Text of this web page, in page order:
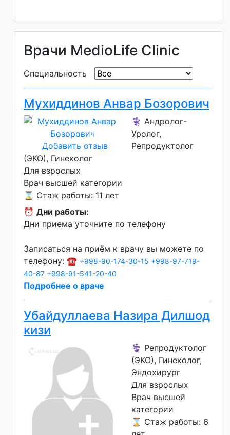
Врачи MedioLife Clinic
Специальность
Мухиддинов Анвар Бозорович
Добавить отзыв
⚕️ Андролог-
Уролог,
Репродуктолог
(ЭКО), Гинеколог
Для взрослых
Врач высшей категории
⌛ Стаж работы: 11 лет
⏰ Дни работы:
Дни приема уточните по телефону
Записаться на приём к врачу вы можете по
телефону: ☎️ +998-90-174-30-15 +998-97-719-
40-87 +998-91-541-20-40
Подробнее о враче
Убайдуллаева Назира Дилшод
кизи
⚕️ Репродуктолог
(ЭКО), Гинеколог,
Эндохирург
Для взрослых
Врач высшей
категории
⌛ Стаж работы: 6